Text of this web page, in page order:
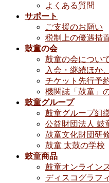
よくある質問
サポート
ご支援のお願い
税制上の優遇措
鼓童の会
鼓童の会につい
入会・継続ほか
チケット先行予
機関誌「鼓童」
鼓童グループ
鼓童グループ組
公益財団法人 鼓
鼓童文化財団研
鼓童 太鼓の学校
鼓童商品
鼓童オンライン
ディスコグラフ